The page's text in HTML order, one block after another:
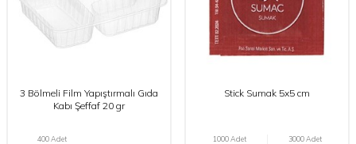
3 Bölmeli Film Yapıştırmalı Gıda
Kabı Şeffaf 20 gr
400 Adet
Stick Sumak 5x5 cm
1000 Adet 3000 Adet